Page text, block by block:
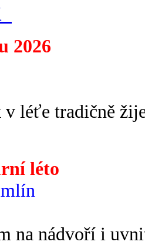
2026
v léťe tradičně
léto
na nádvoří i